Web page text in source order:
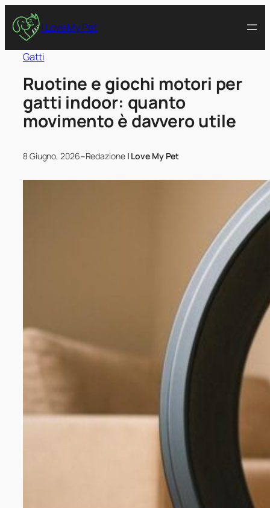
I Love My Pet
Gatti
Ruotine e giochi motori per
gatti indoor: quanto
movimento è davvero utile
8 Giugno, 2026–Redazione I Love My Pet